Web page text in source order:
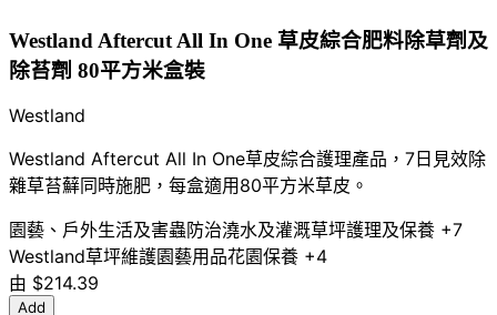
Westland Aftercut All In One 草皮綜合肥料除草劑及
除苔劑 80平方米盒裝
Westland
Westland Aftercut All In One草皮綜合護理產品，7日見效除
雜草苔蘚同時施肥，每盒適用80平方米草皮。
園藝、戶外生活及害蟲防治澆水及灌溉草坪護理及保養 +7
Westland草坪維護園藝用品花園保養 +4
由 $214.39
Add